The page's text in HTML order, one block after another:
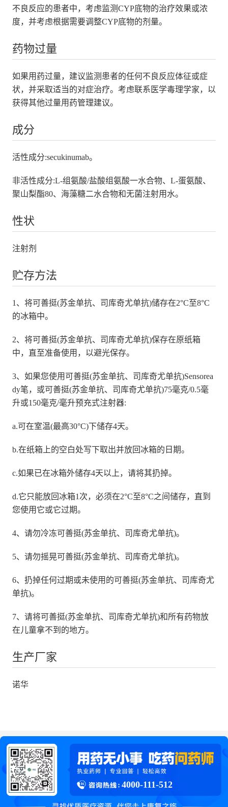
不良反应的患者中，考虑监测CYP底物的治疗效果或浓
度，并考虑根据需要调整CYP底物的剂量。
药物过量
如果用药过量，建议监测患者的任何不良反应体征或症
状，并采取适当的对症治疗。考虑联系医学毒理学家，以
获得其他过量用药管理建议。
成分
活性成分:secukinumab。
非活性成分:L-组氨酸/盐酸组氨酸一水合物、L-蛋氨酸、
聚山梨酯80、海藻糖二水合物和无菌注射用水。
性状
注射剂
贮存方法
1、将可善挺(苏金单抗、司库奇尤单抗)储存在2°C至8°C
的冰箱中。
2、将可善挺(苏金单抗、司库奇尤单抗)保存在原纸箱
中，直至准备使用，以避光保存。
3、如果您使用可善挺(苏金单抗、司库奇尤单抗)Sensorea
dy笔，或可善挺(苏金单抗、司库奇尤单抗)75毫克/0.5毫
升或150毫克/毫升预充式注射器:
a.可在室温(最高30°C)下储存4天。
b.在纸箱上的空白处写下取出并放回冰箱的日期。
c.如果已在冰箱外储存4天以上，请将其扔掉。
d.它只能放回冰箱1次，必须在2°C至8°C之间储存，直到
您使用它或它过期。
4、请勿冷冻可善挺(苏金单抗、司库奇尤单抗)。
5、请勿摇晃可善挺(苏金单抗、司库奇尤单抗)。
6、扔掉任何过期或未使用的可善挺(苏金单抗、司库奇尤
单抗)。
7、请将可善挺(苏金单抗、司库奇尤单抗)和所有药物放
在儿童拿不到的地方。
生产厂家
诺华
4000-111-512